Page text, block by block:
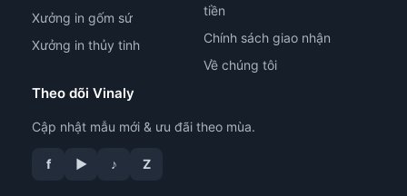
Xưởng in gốm sứ
Xưởng in thủy tinh
tiền
Chính sách giao nhận
Về chúng tôi
Theo dõi Vinaly
Cập nhật mẫu mới & ưu đãi theo mùa.
f ▶ ♪ Z